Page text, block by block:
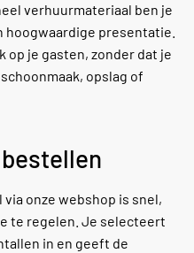
verhuurmateriaal ben je
hoogwaardige presentatie.
op je gasten, zonder dat je
opslag of
onze webshop is snel,
te regelen. Je selecteert
in en geeft de